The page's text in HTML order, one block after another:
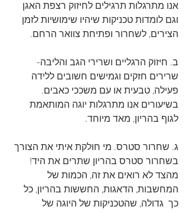
אנו מתרגלות תרגילים לחיזוק רצפת האגן
וגם לומדות טכניקות שיהיו שימושיות לזמן
הצירים, לשחרור ופתיחת צוואר הרחם.
ב. חיזוק הרגליים ושרירי הגב והליבה-
שרירים חזקים וגמישים חשובים ללידה
פעילה, טבעית או עם משככי כאבים.
בשיעורים אנו מתרגלות יוגה המותאמת
לגוף בהריון, מאד מיוחד.
ג. שחרור סטרס. מי חולקת איתי את הצורך
בשחרור סטרס בהריון שתרים את היד!
מהצד לא רואים את זה, הכמות של
המחשבות, הדאגות, החששות בהריון, כל
כך  גדולה, שהטכניקות של היוגה של